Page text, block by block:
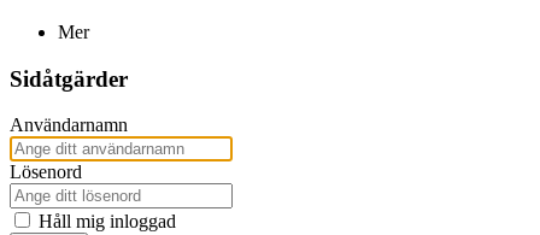
Mer
Sidåtgärder
Användarnamn
Lösenord
Håll mig inloggad